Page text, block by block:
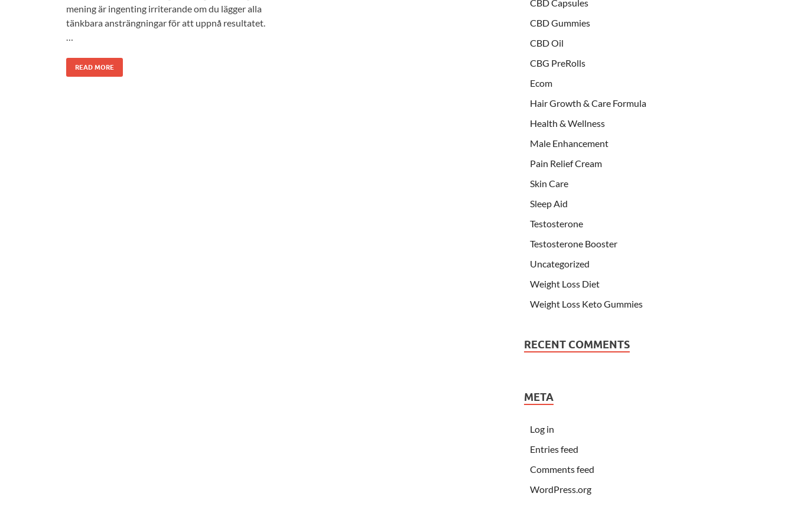
mening är ingenting irriterande om du lägger alla
tänkbara ansträngningar för att uppnå resultatet.
READ MORE
CBD Capsules
CBD Gummies
CBD Oil
CBG PreRolls
Ecom
Hair Growth & Care Formula
Health & Wellness
Male Enhancement
Pain Relief Cream
Skin Care
Sleep Aid
Testosterone
Testosterone Booster
Uncategorized
Weight Loss Diet
Weight Loss Keto Gummies
RECENT COMMENTS
META
Log in
Entries feed
Comments feed
WordPress.org